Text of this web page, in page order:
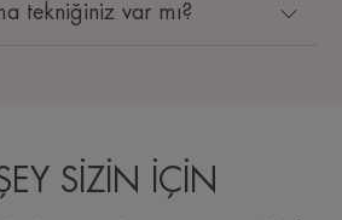
tekniğiniz var mı?
SİZİN İÇİN